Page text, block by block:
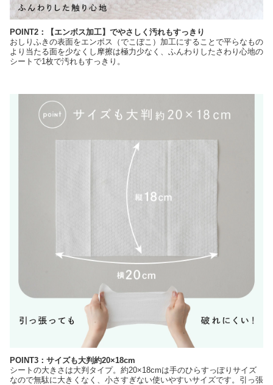
POINT2：【エンボス加工】でやさしく汚れもすっきり
おしりふきの表面をエンボス（でこぼこ）加工にすることで平らなもの
より当たる面を少なくし摩擦は極力少なく、ふんわりしたさわり心地の
シートで1枚で汚れもすっきり。
POINT3：サイズも大判約20×18cm
シートの大きさは大判タイプ。約20×18cmは手のひらすっぽりサイズ
なので無駄に大きくなく、小さすぎない使いやすいサイズです。引っ張